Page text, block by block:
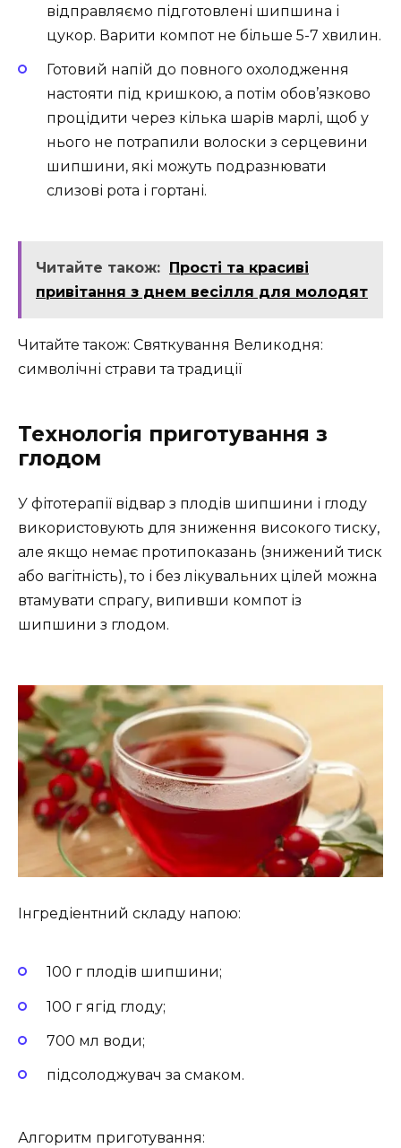
відправляємо підготовлені шипшина і
цукор. Варити компот не більше 5-7 хвилин.
Готовий напій до повного охолодження
настояти під кришкою, а потім обов’язково
процідити через кілька шарів марлі, щоб у
нього не потрапили волоски з серцевини
шипшини, які можуть подразнювати
слизові рота і гортані.
Читайте також: Прості та красиві
привітання з днем весілля для молодят
Читайте також: Святкування Великодня:
символічні страви та традиції
Технологія приготування з
глодом
У фітотерапії відвар з плодів шипшини і глоду
використовують для зниження високого тиску,
але якщо немає протипоказань (знижений тиск
або вагітність), то і без лікувальних цілей можна
втамувати спрагу, випивши компот із
шипшини з глодом.
Інгредіентний складу напою:
100 г плодів шипшини;
100 г ягід глоду;
700 мл води;
підсолоджувач за смаком.
Алгоритм приготування: